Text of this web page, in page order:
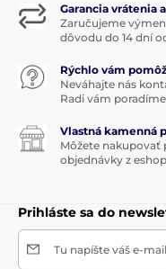
Garancia vrátenia
Zaručujeme
dôvodu do 14 dní
Rýchlo vám
Neváhajte nás
Radi vám
Vlastná kamenná
Môžete nakupovať
objednávky z
Prihláste sa do
Tu napíšte váš e-mail